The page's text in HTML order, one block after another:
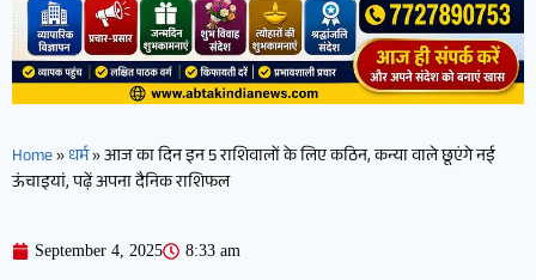
Home»धर्म»आज का दिन इन 5 राशिवालों के लिए कठिन, कन्या वाले छूएंगे नई
ऊंचाइयां, पढ़ें अपना दैनिक राशिफल
September 4, 2025 8:33 am